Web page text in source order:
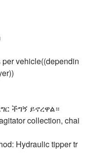
vehicle((dependin
ችግኝ ይኖረዋል።
collection, chai
Hydraulic tipper tr